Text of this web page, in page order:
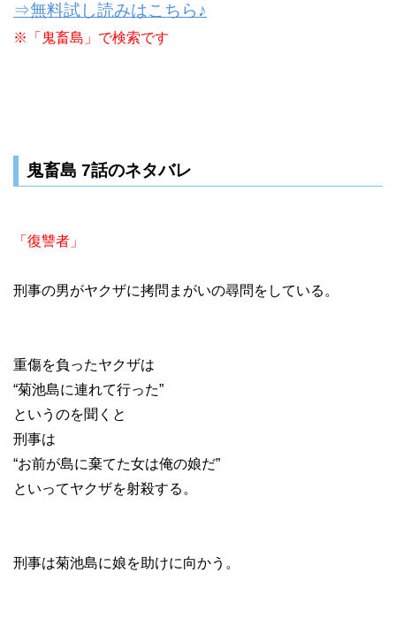
⇒無料試し読みはこちら♪
※「鬼畜島」で検索です
鬼畜島 7話のネタバレ
「復讐者」
刑事の男がヤクザに拷問まがいの尋問をしている。
重傷を負ったヤクザは
“菊池島に連れて行った”
というのを聞くと
刑事は
“お前が島に棄てた女は俺の娘だ”
といってヤクザを射殺する。
刑事は菊池島に娘を助けに向かう。